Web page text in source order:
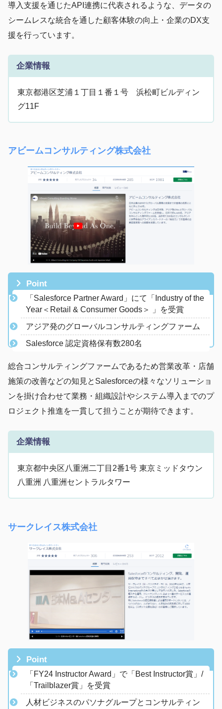
導入支援を通じたAPI連携に代表されるような、データの
シームレスな統合を通した顧客体験の向上・企業のDX支
援を行っています。
企業情報
東京都港区芝浦１丁目１番１号 浜松町ビルディン
グ11F
アビームコンサルティング株式会社
Point
「Salesforce Partner Award」にて「Industry of the
Year＜Retail & Consumer Goods＞ 」を受賞
​アジア発のグローバルコンサルティングファーム
Salesforce 認定資格保有数280名
総合コンサルティングファームであるため営業改革・店舗
施策の改善などの知見とSalesforceの様々なソリューショ
ンを掛け合わせて業務・組織設計やシステム導入までのプ
ロジェクト推進を一貫して担うことが期待できます。
企業情報
東京都中央区八重洲二丁目2番1号 東京ミッドタウン
八重洲 八重洲セントラルタワー
サークレイス株式会社
Point
「FY24 Instructor Award」で「Best Instructor賞」/
「Trailblazer賞」を受賞
​人材ビジネスのパソナグループとコンサルティン